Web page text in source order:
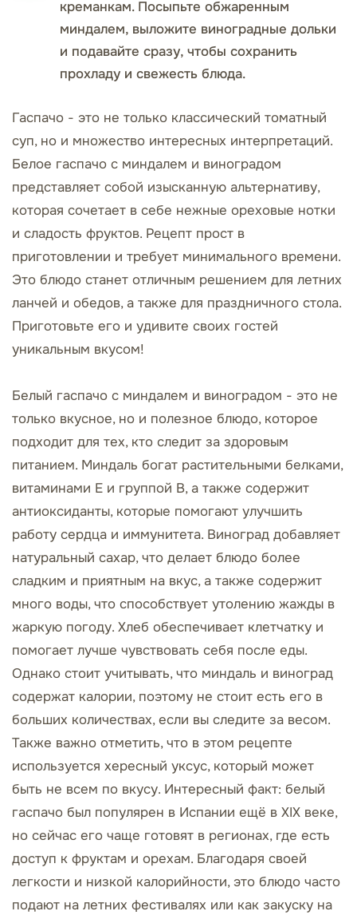
креманкам. Посыпьте обжаренным
миндалем, выложите виноградные дольки
и подавайте сразу, чтобы сохранить
прохладу и свежесть блюда.
Гаспачо - это не только классический томатный
суп, но и множество интересных интерпретаций.
Белое гаспачо с миндалем и виноградом
представляет собой изысканную альтернативу,
которая сочетает в себе нежные ореховые нотки
и сладость фруктов. Рецепт прост в
приготовлении и требует минимального времени.
Это блюдо станет отличным решением для летних
ланчей и обедов, а также для праздничного стола.
Приготовьте его и удивите своих гостей
уникальным вкусом!
Белый гаспачо с миндалем и виноградом - это не
только вкусное, но и полезное блюдо, которое
подходит для тех, кто следит за здоровым
питанием. Миндаль богат растительными белками,
витаминами Е и группой В, а также содержит
антиоксиданты, которые помогают улучшить
работу сердца и иммунитета. Виноград добавляет
натуральный сахар, что делает блюдо более
сладким и приятным на вкус, а также содержит
много воды, что способствует утолению жажды в
жаркую погоду. Хлеб обеспечивает клетчатку и
помогает лучше чувствовать себя после еды.
Однако стоит учитывать, что миндаль и виноград
содержат калории, поэтому не стоит есть его в
больших количествах, если вы следите за весом.
Также важно отметить, что в этом рецепте
используется хересный уксус, который может
быть не всем по вкусу. Интересный факт: белый
гаспачо был популярен в Испании ещё в XIX веке,
но сейчас его чаще готовят в регионах, где есть
доступ к фруктам и орехам. Благодаря своей
легкости и низкой калорийности, это блюдо часто
подают на летних фестивалях или как закуску на